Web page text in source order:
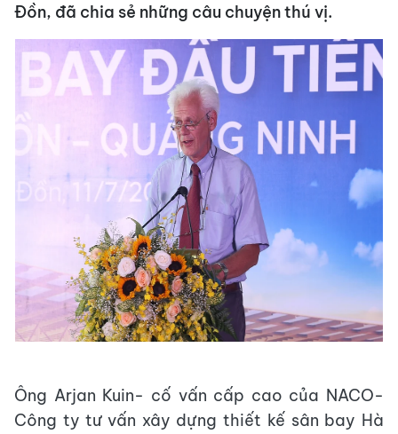
Đồn, đã chia sẻ những câu chuyện thú vị.
Ông Arjan Kuin- cố vấn cấp cao của NACO-
Công ty tư vấn xây dựng thiết kế sân bay Hà